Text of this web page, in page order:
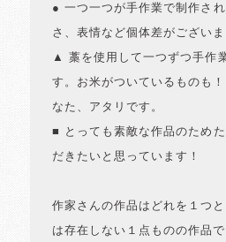
● 一つ一つが手作業で制作さ
さ、表情など個体差がございま
▲ 藁を使用して一つずつ手作
す。お米がついているものも
なた、アタリです。
■ とっても素敵な作品のため
だきたいと思っています！
作家さんの作品はどれを１つ
は存在しない１点ものの作品